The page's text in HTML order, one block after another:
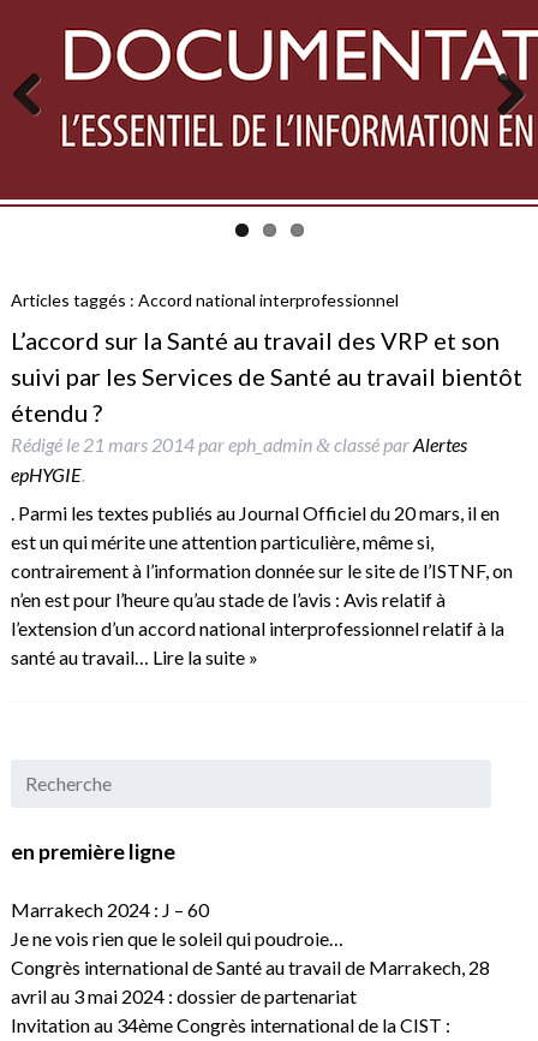
Previous Next
Articles taggés : Accord national interprofessionnel
L’accord sur la Santé au travail des VRP et son
suivi par les Services de Santé au travail bientôt
étendu ?
Rédigé le 21 mars 2014pareph_admin &classé parAlertes
epHYGIE.
. Parmi les textes publiés au Journal Officiel du 20 mars, il en
est un qui mérite une attention particulière, même si,
contrairement à l’information donnée sur le site de l’ISTNF, on
n’en est pour l’heure qu’au stade de l’avis : Avis relatif à
l’extension d’un accord national interprofessionnel relatif à la
santé au travail… Lire la suite »
en première ligne
Marrakech 2024 : J – 60
Je ne vois rien que le soleil qui poudroie…
Congrès international de Santé au travail de Marrakech, 28
avril au 3 mai 2024 : dossier de partenariat
Invitation au 34ème Congrès international de la CIST :